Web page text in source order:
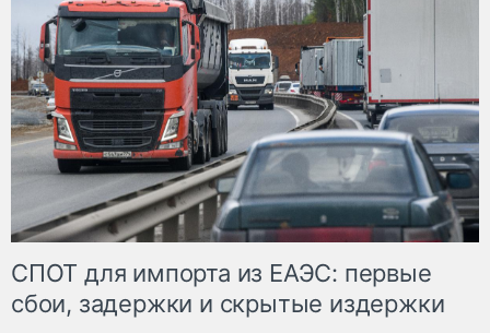
СПОТ для импорта из ЕАЭС: первые
сбои, задержки и скрытые издержки